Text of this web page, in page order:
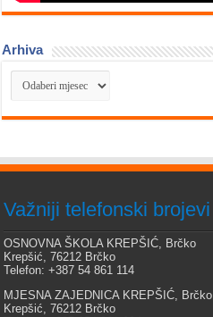
Arhiva
Arhiva
Važniji telefonski brojevi
OSNOVNA ŠKOLA KREPŠIĆ, Brčko
Krepšić, 76212 Brčko
Telefon: +387 54 861 114
MJESNA ZAJEDNICA KREPŠIĆ, Brčko
Krepšić, 76212 Brčko